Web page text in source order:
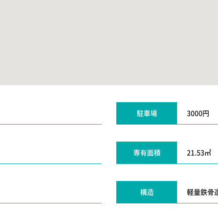
駐車場 3000円
専有面積 21.53㎡
構造 軽量鉄骨